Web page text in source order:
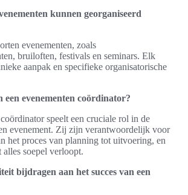
kunnen georganiseerd
evenementen, zoals
bruiloften, festivals en seminars. Elk
aanpak en specifieke organisatorische
een evenementen coördinator?
speelt een cruciale rol in de
evenement. Zij zijn verantwoordelijk voor
het proces van planning tot uitvoering, en
soepel verloopt.
bijdragen aan het succes van een